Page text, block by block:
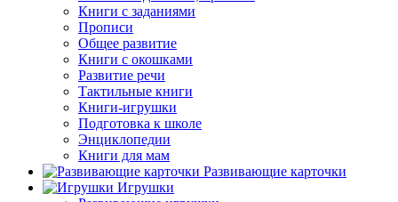
Книги с заданиями
Прописи
Общее развитие
Книги с окошками
Развитие речи
Тактильные книги
Книги-игрушки
Подготовка к школе
Энциклопедии
Книги для мам
Развивающие карточки
Игрушки